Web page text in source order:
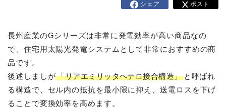
シェア ポスト
長州産業のGシリーズは非常に発電効率が高い商品なの
で、住宅用太陽光発電システムとして非常におすすめの商
品です。
後述しましが「リアエミリッタヘテロ接合構造」と呼ばれ
る構造で、セル内の抵抗を最小限に抑え、送電ロスを下げ
ることで変換効率を高めます。